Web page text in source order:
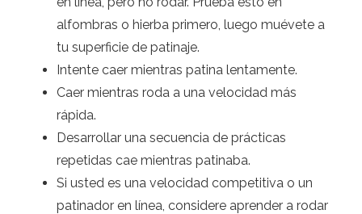
alfombras o hierba primero, luego muévete a
tu superficie de patinaje.
Intente caer mientras patina lentamente.
Caer mientras roda a una velocidad más
rápida.
Desarrollar una secuencia de prácticas
repetidas cae mientras patinaba.
Si usted es una velocidad competitiva o un
patinador en línea, considere aprender a rodar